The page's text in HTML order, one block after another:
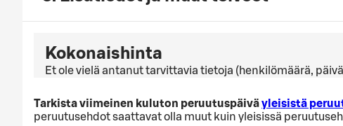
Kokonaishinta
Et ole vielä antanut tarvittavia tietoja (henkilömäärä,
Tarkista viimeinen kuluton peruutuspäiväyleisistä
peruutusehdot saattavat olla muut kuin yleisissä